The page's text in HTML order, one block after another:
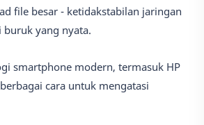
file besar - ketidakstabilan jaringan
yang nyata.
smartphone modern, termasuk HP
cara untuk mengatasi